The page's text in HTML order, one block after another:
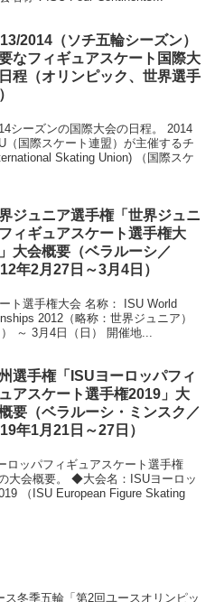
2014（ソチ五輪シーズン）
なフィギュアスケート国際大
程（オリンピック、世界選手
シーズンの国際大会の日程。 2014
国際スケート連盟）が主催するチ
Skating Union) （国際スケ
ジュニア選手権「世界ジュニ
ィギュアスケート選手権大
大会概要（ベラルーシ／
年2月27日～3月4日）
ト選手権大会 名称： ISU World
2012（略称：世界ジュニア）
～ 3月4日（日） 開催地...
選手権「ISUヨーロッパフィ
アスケート選手権2019」大
要（ベラルーシ・ミンスク／
年1月21日～27日）
ロッパフィギュアスケート選手権
大会概要。 ◆大会名：ISUヨーロッ
（ISU European Figure Skating
ス冬季五輪「第2回ユースオリンピッ